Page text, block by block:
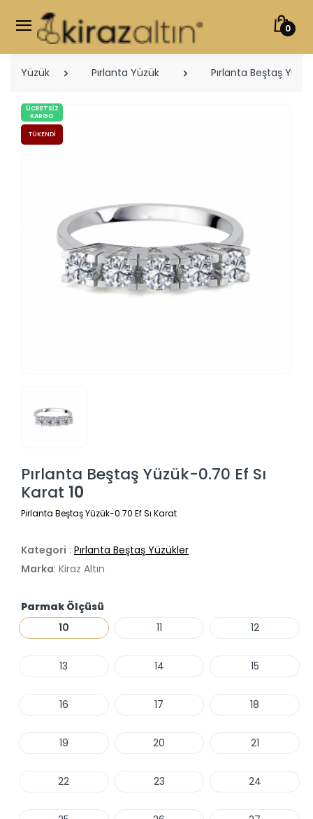
0
Yüzük Pırlanta Yüzük Pırlanta Beştaş
ÜCRETSIZ
KARGO
TÜKENDI
Pırlanta Beştaş Yüzük-0.70 Ef Sı
Karat 10
Pırlanta Beştaş Yüzük-0.70 Ef Sı Karat
Kategori : Pırlanta Beştaş Yüzükler
Marka: Kiraz Altın
Parmak Ölçüsü
10
11 12
13 14 15
16 17 18
19 20 21
22 23 24